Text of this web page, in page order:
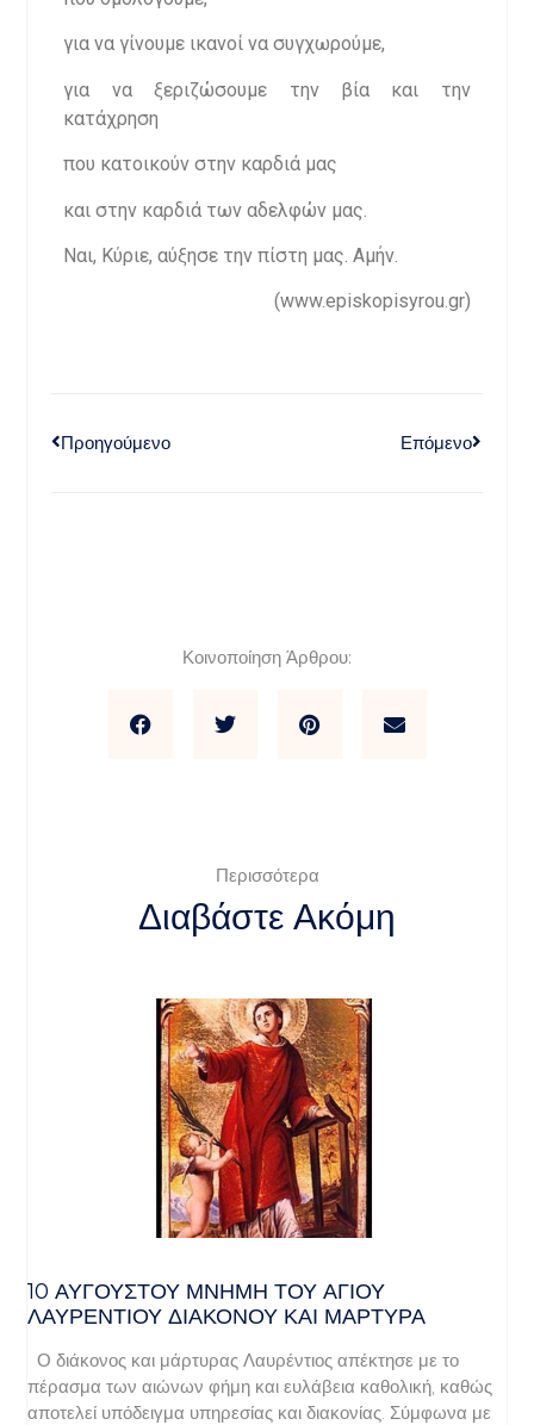
για να γίνουμε ικανοί να συγχωρούμε,
για να ξεριζώσουμε την βία και την
κατάχρηση
που κατοικούν στην καρδιά μας
και στην καρδιά των αδελφών μας.
Ναι, Κύριε, αύξησε την πίστη μας. Αμήν.
(www.episkopisyrou.gr)
Προηγούμενο Επόμενο
Κοινοποίηση Άρθρου:
Περισσότερα
Διαβάστε Ακόμη
10 ΑΥΓΟΥΣΤΟΥ ΜΝΗΜΗ ΤΟΥ ΑΓΙΟΥ
ΛΑΥΡΕΝΤΙΟΥ ΔΙΑΚΟΝΟΥ ΚΑΙ ΜΑΡΤΥΡΑ
Ο διάκονος και μάρτυρας Λαυρέντιος απέκτησε με το
πέρασμα των αιώνων φήμη και ευλάβεια καθολική, καθώς
αποτελεί υπόδειγμα υπηρεσίας και διακονίας. Σύμφωνα με